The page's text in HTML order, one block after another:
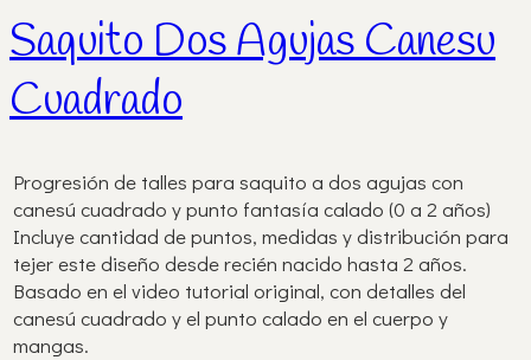
Saquito Dos Agujas Canesu
Cuadrado
Progresión de talles para saquito a dos agujas con
canesú cuadrado y punto fantasía calado (0 a 2 años)
Incluye cantidad de puntos, medidas y distribución para
tejer este diseño desde recién nacido hasta 2 años.
Basado en el video tutorial original, con detalles del
canesú cuadrado y el punto calado en el cuerpo y
mangas.